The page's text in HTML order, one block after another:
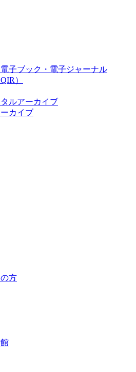
子ブック・電子ジャーナル
）
ルアーカイブ
カイブ
方